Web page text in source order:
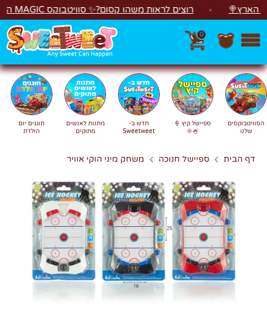
דלג רוצים לראות משהו קסום?✨ סוויטבוקס MAGIC הפך ל"מכונת משחקים"! 🎁🕹️
0
חפשחיפוש
הסוויטבוקסים
שלנו
ספיישל קיץ 🍦
🍧🌞
חדש ב-
Sweetweet
מתנות לאנשים
מתוקים
חוגגים יום
הולדת
דף הבית ספיישל חנוכה משחק מיני הוקי אוויר